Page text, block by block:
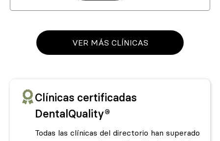
VER MÁS CLÍNICAS
Clínicas certificadas
DentalQuality®
Todas las clínicas del directorio han superado